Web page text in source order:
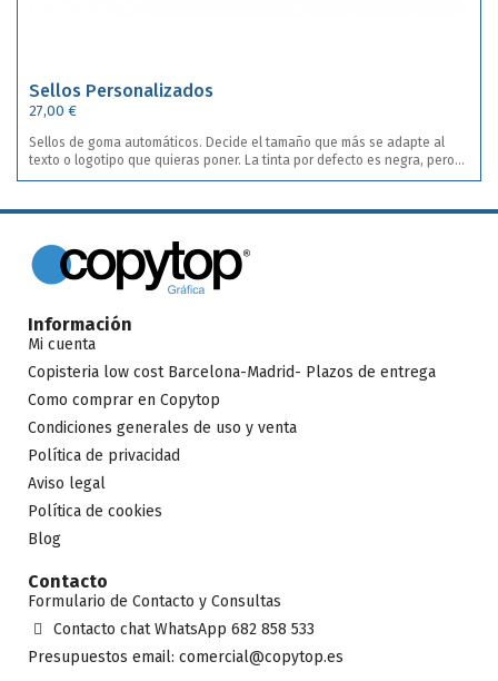
Sellos Personalizados
27,00 €
Sellos de goma automáticos. Decide el tamaño que más se adapte al
texto o logotipo que quieras poner. La tinta por defecto es negra, pero
puedes escoger el color de tinta en rojo o azul sin ningún coste
Información
Mi cuenta
Copisteria low cost Barcelona-Madrid- Plazos de entrega
Como comprar en Copytop
Condiciones generales de uso y venta
Política de privacidad
Aviso legal
Política de cookies
Blog
Contacto
Formulario de Contacto y Consultas
Contacto chat WhatsApp 682 858 533
Presupuestos email: comercial@copytop.es